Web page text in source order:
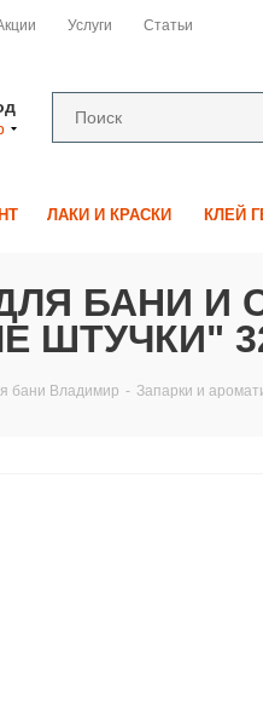
Услуги Статьи
ЛАКИ И КРАСКИ КЛЕЙ
БАНИ
ШТУЧКИ"
бани Владимир - Запарки и